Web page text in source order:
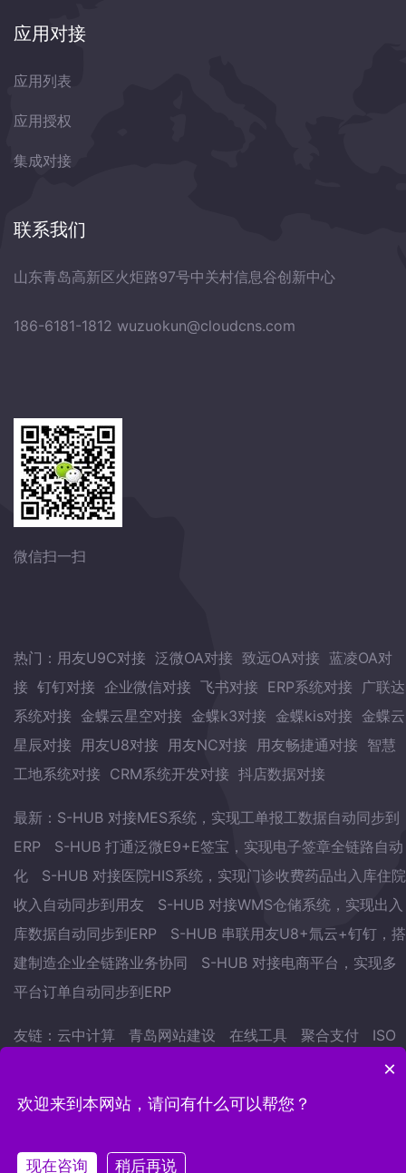
应用对接
应用列表
应用授权
集成对接
联系我们
山东青岛高新区火炬路97号中关村信息谷创新中心
186-6181-1812 wuzuokun@cloudcns.com
微信扫一扫
热门： 用友U9C对接 泛微OA对接 致远OA对接 蓝凌OA对
接 钉钉对接 企业微信对接 飞书对接 ERP系统对接 广联达
系统对接 金蝶云星空对接 金蝶k3对接 金蝶kis对接 金蝶云
星辰对接 用友U8对接 用友NC对接 用友畅捷通对接 智慧
工地系统对接 CRM系统开发对接 抖店数据对接
最新： S-HUB 对接MES系统，实现工单报工数据自动同步到
ERP
S-HUB 打通泛微E9+E签宝，实现电子签章全链路自动
化
S-HUB 对接医院HIS系统，实现门诊收费药品出入库住院
收入自动同步到用友
S-HUB 对接WMS仓储系统，实现出入
库数据自动同步到ERP
S-HUB 串联用友U8+氚云+钉钉，搭
建制造企业全链路业务协同
S-HUB 对接电商平台，实现多
平台订单自动同步到ERP
友链： 云中计算 青岛网站建设 在线工具 聚合支付
ISO
地表水监测
站
所有鲁ICP备15007441号-12
×
欢迎来到本网站，请问有什么可以帮您？
现在咨询 稍后再说